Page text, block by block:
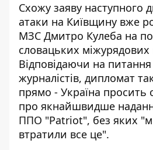
Схожу заяву наступного
атаки на Київщину вже
МЗС Дмитро Кулеба на
словацьких міжурядових
Відповідаючи на питання
журналістів, дипломат
прямо - Україна просить
про якнайшвидше
ППО "Patriot", без яких
втратили все це".